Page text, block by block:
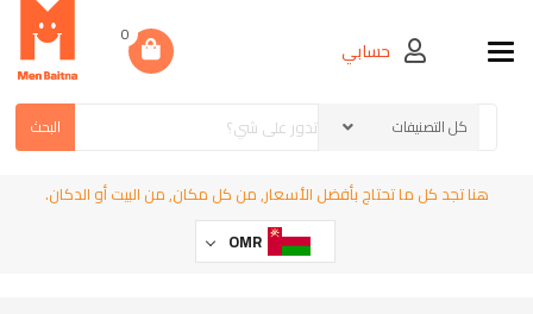
Toggle navigationحسابي
0
البحث
هنا تجد كل ما تحتاج بأفضل الأسعار, من كل مكان, من البيت أو الدكان.
OMR